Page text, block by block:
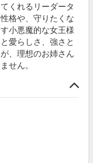
くれるリーダータ
格や、守りたくな
小悪魔的な女王様
愛らしさ、強さと
、理想のお姉さん
せん。